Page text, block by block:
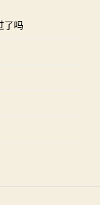
了吗